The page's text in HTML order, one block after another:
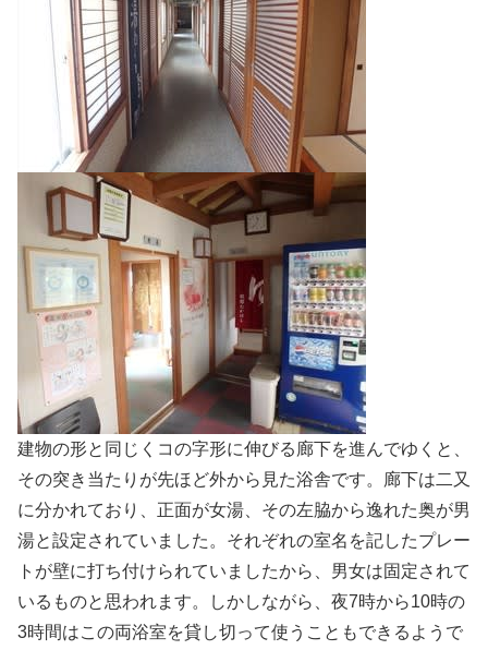
建物の形と同じくコの字形に伸びる廊下を進んでゆくと、
その突き当たりが先ほど外から見た浴舎です。廊下は二又
に分かれており、正面が女湯、その左脇から逸れた奥が男
湯と設定されていました。それぞれの室名を記したプレー
トが壁に打ち付けられていましたから、男女は固定されて
いるものと思われます。しかしながら、夜7時から10時の
3時間はこの両浴室を貸し切って使うこともできるようで